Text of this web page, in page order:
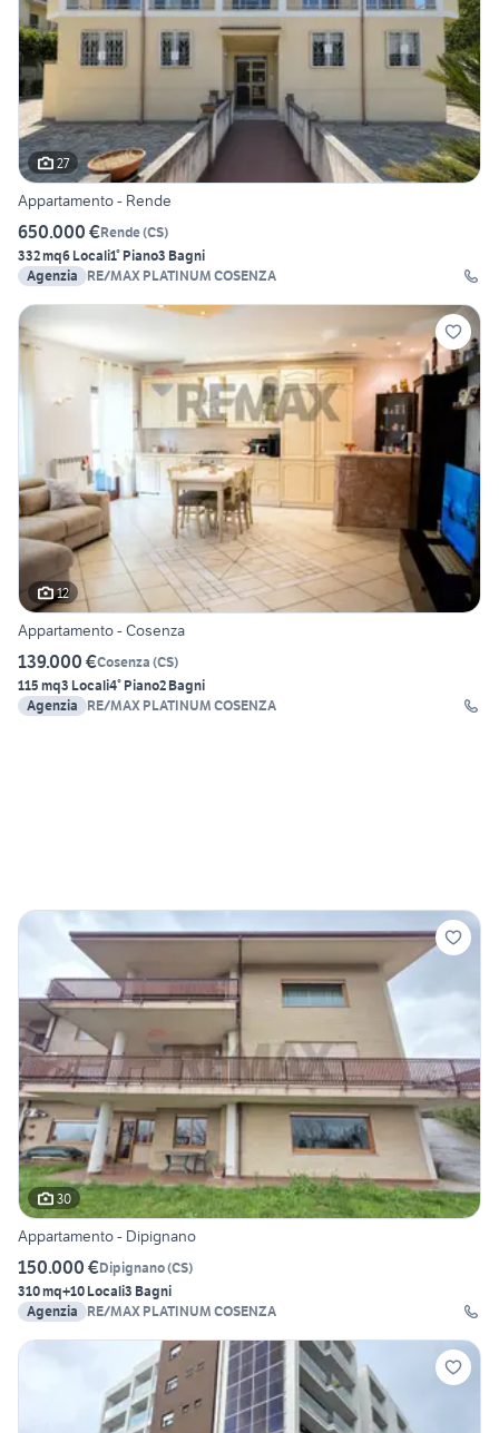
27
Appartamento - Rende
650.000 €Rende(CS)
332 mq6 Locali1° Piano3 Bagni
Agenzia
RE/MAX PLATINUM COSENZA
12
Appartamento - Cosenza
139.000 €Cosenza (CS)
115 mq3 Locali4° Piano2 Bagni
Agenzia
RE/MAX PLATINUM COSENZA
30
Appartamento - Dipignano
150.000 €Dipignano(CS)
310 mq+10 Locali3 Bagni
Agenzia
RE/MAX PLATINUM COSENZA